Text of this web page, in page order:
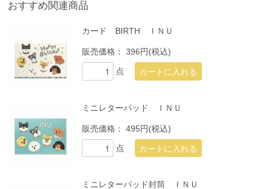
おすすめ関連商品
カード BIRTH ＩＮＵ
販売価格：396円(税込)
点
ミニレターパッド ＩＮＵ
販売価格：495円(税込)
点
ミニレターパッド封筒 ＩＮＵ